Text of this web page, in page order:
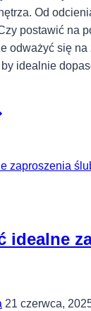
Od
postawić na
odważyć się
idealnie
idealne
21 czerwca,